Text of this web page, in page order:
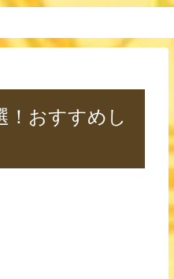
！おすすめし